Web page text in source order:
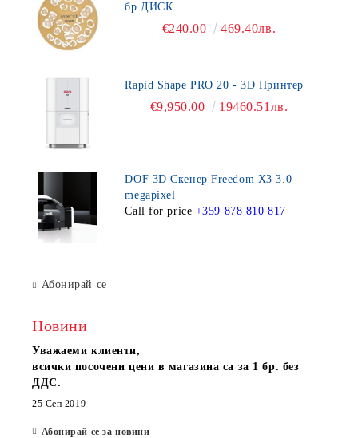
бр ДИСК
€240.00 469.40лв.
Rapid Shape PRO 20 - 3D Принтер
€9,950.00 19460.51лв.
DOF 3D Скенер Freedom X3 3.0
megapixel
Call for price +359 878 810 817
Абонирай се
Новини
Уважаеми клиенти,
всички посочени цени в магазина са за 1 бр. без
ДДС.
25 Сеп 2019
Абонирай се за новини